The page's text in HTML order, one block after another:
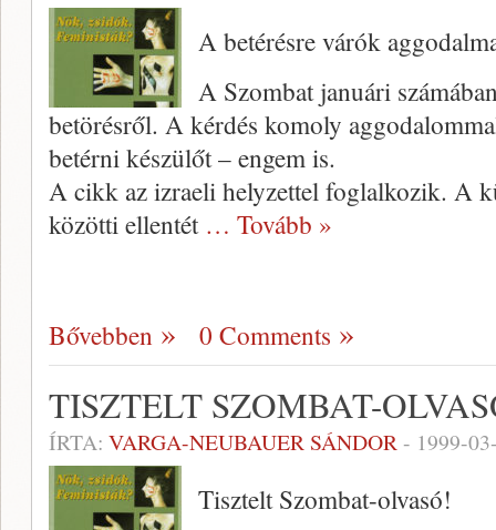
A betérésre várók
A Szombat januári
betörésről. A kérdés komoly
betérni készülőt – engem is.
A cikk az izraeli helyzettel foglalkozik. A
közötti el­lentét … Tovább »
Bővebben 0 Comments
TISZTELT SZOMBAT-
ÍRTA: VARGA-NEUBAUER SÁNDOR- 1999-
Tisztelt Szombat-olvasó!